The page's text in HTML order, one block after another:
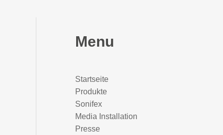
Menu
Startseite
Produkte
Sonifex
Media Installation
Presse